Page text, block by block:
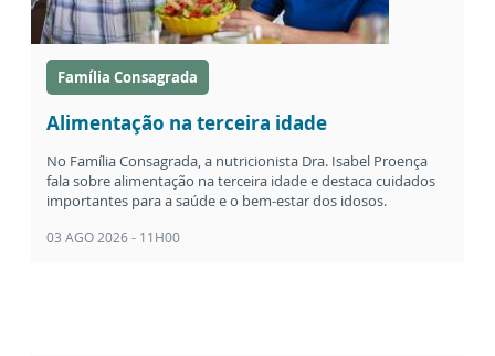
Família Consagrada
Alimentação na terceira idade
No Família Consagrada, a nutricionista Dra. Isabel Proença
fala sobre alimentação na terceira idade e destaca cuidados
importantes para a saúde e o bem-estar dos idosos.
03 AGO 2026 - 11H00